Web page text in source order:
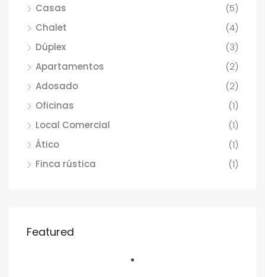
Casas
(5)
Chalet
(4)
Dúplex
(3)
Apartamentos
(2)
Adosado
(2)
Oficinas
(1)
Local Comercial
(1)
Ático
(1)
Finca rústica
(1)
Featured